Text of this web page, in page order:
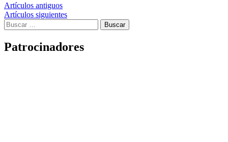
Navegación
de
entradas
Artículos antiguos
Artículos siguientes
Buscar:
Patrocinadores